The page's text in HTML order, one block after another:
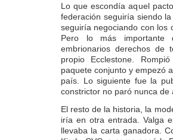
Lo que escondía aquel
federación seguiría siendo
seguiría negociando con los
Pero lo más
embrionarios derechos de
propio Ecclestone.
paquete conjunto y empezó
país. Lo siguiente fue la
constrictor no paró nunca
El resto de la historia, la
iría en otra entrada. Valga
llevaba la carta ganadora.